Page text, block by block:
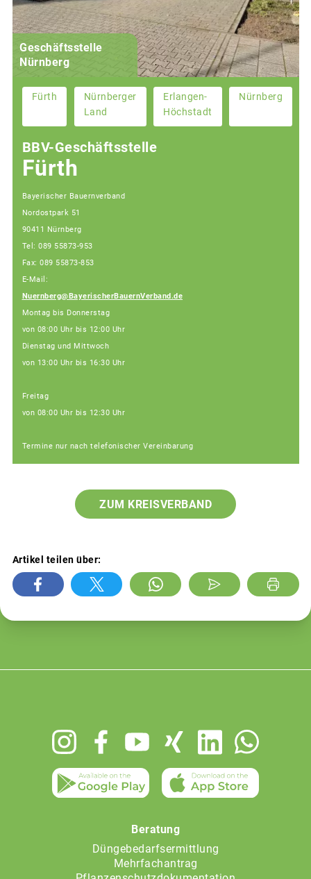
Geschäftsstelle
Nürnberg
Fürth
Nürnberger
Land
Erlangen-
Höchstadt
Nürnberg
BBV-Geschäftsstelle
Fürth
Bayerischer Bauernverband
Nordostpark 51
90411 Nürnberg
Tel: 089 55873-953
Fax: 089 55873-853
E-Mail:
Nuernberg@BayerischerBauernVerband.de
Montag bis Donnerstag
von 08:00 Uhr bis 12:00 Uhr
Dienstag und Mittwoch
von 13:00 Uhr bis 16:30 Uhr
Freitag
von 08:00 Uhr bis 12:30 Uhr
Termine nur nach telefonischer Vereinbarung
ZUM KREISVERBAND
Artikel teilen über:
Beratung
Düngebedarfsermittlung
Mehrfachantrag